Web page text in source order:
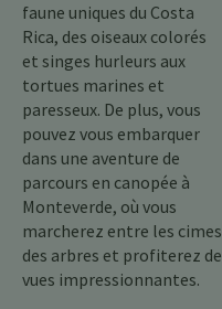
faune uniques du Costa
Rica, des oiseaux colorés
et singes hurleurs aux
tortues marines et
paresseux. De plus, vous
pouvez vous embarquer
dans une aventure de
parcours en canopée à
Monteverde, où vous
marcherez entre les cimes
des arbres et profiterez de
vues impressionnantes.